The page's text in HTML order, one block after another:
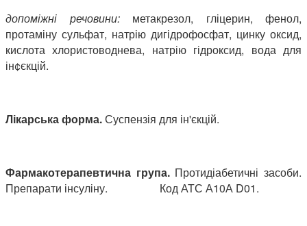
допоміжні речовини:метакрезол, гліцерин, фенол,
протаміну сульфат, натрію дигідрофосфат, цинку оксид,
кислота хлористоводнева, натрію гідроксид, вода для
ін¢єкцій.
Лікарська форма.Суспензія для ін'єкцій.
Фармакотерапевтична група.Протидіабетичні засоби.
Препарати інсуліну. Код АТС А10А D01.